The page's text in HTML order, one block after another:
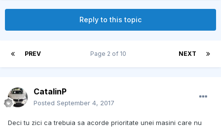
Reply to this topic
PREV NEXT
Page 2 of 10
CatalinP
Posted September 4, 2017
Deci tu zici ca trebuia sa acorde prioritate unei masini care nu